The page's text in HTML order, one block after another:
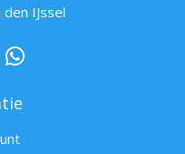
IJssel